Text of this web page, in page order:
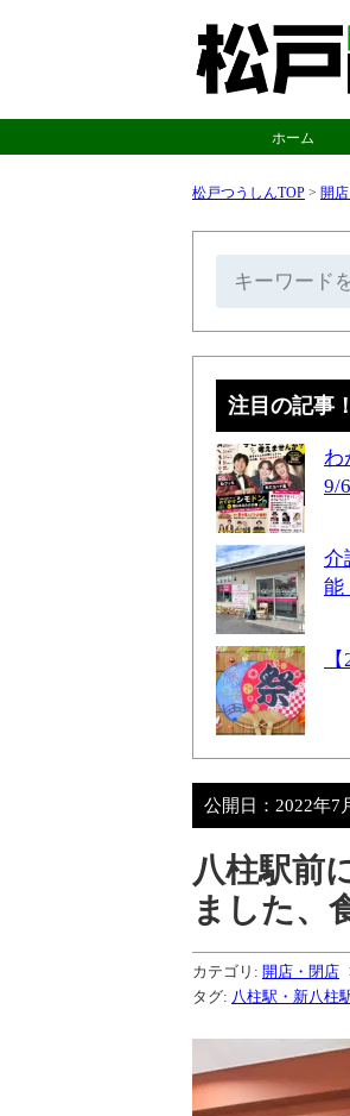
ホーム
松戸つうしんTOP > 開
注目の記事
わ
9/
介
能
公開日： 2022年7
八柱駅前
ました、
カテゴリ: 開店・閉店
タグ: 八柱駅・新八柱